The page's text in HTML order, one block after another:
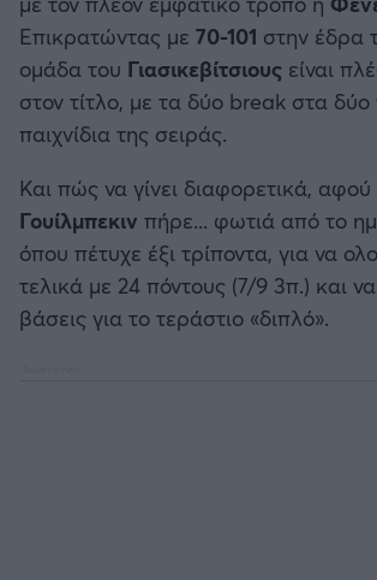
Καλαμάτα
Ηρακλής
Μπαρτσελόνα
Ρεάλ Μαδρίτης
Ατλέτικο Μαδρίτης
Μπάσκετ: Λιθουανία
Μπάσκετ: Κίνα
Προολυμπιακό Τουρνουά
Προκριματικά EUROBASKET
EUROBASKET 2025
Επικρατώντας με 70-101 στην έδρα
ομάδα του Γιασικεβίτσιους είναι
στον τίτλο, με τα δύο break στα
παιχνίδια της σειράς.
Και πώς να γίνει διαφορετικά, αφού
Γουίλμπεκιν πήρε... φωτιά από το
όπου πέτυχε έξι τρίποντα, για να
τελικά με 24 πόντους (7/9 3π.) και να
βάσεις για το τεράστιο «διπλό».